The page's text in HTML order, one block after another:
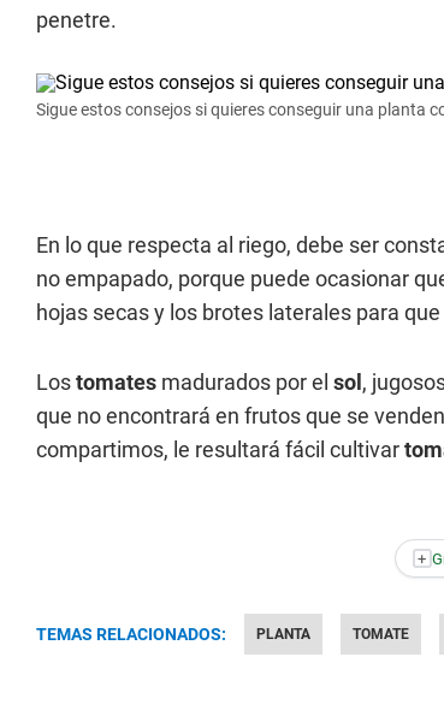
penetre.
Sigue estos consejos si quieres conseguir una planta
En lo que respecta al riego, debe ser
no empapado, porque puede ocasionar
hojas secas y los brotes laterales para que
Lostomates madurados por el sol ,
que no encontrará en frutos que se
compartimos, le resultará fácil cultivar
+
TEMAS RELACIONADOS: PLANTA TOMATE